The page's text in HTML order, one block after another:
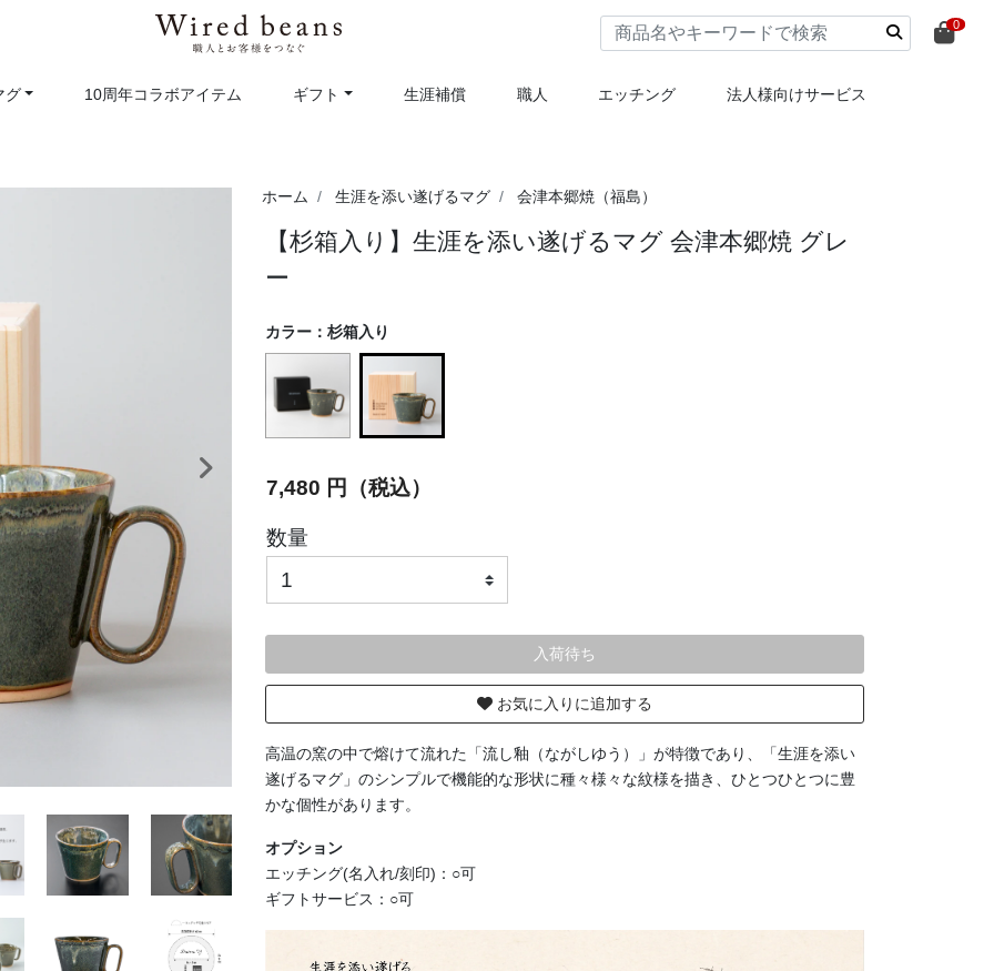
0
グ 10周年コラボアイテム ギフト 生涯補償 職人 エッチング 法人様向けサービス
ホーム 生涯を添い遂げるマグ 会津本郷焼（福島）
【杉箱入り】生涯を添い遂げるマグ 会津本郷焼 グレ
ー
高温の窯の中で熔けて流れた「流し釉（ながしゆう）」が特徴であり、「生涯を添い
遂げるマグ」のシンプルで機能的な形状に種々様々な紋様を描き、ひとつひとつに豊
かな個性があります。
オプション
エッチング(名入れ/刻印)：○可
ギフトサービス：○可
カラー： 杉箱入り
7,480 円（税込）
数量
入荷待ち
お気に入りに追加する